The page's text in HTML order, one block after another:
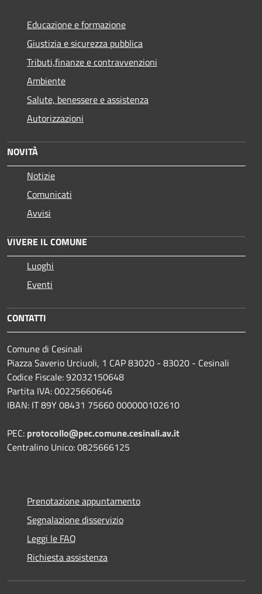
Educazione e formazione
Giustizia e sicurezza pubblica
Tributi,finanze e contravvenzioni
Ambiente
Salute, benessere e assistenza
Autorizzazioni
NOVITÀ
Notizie
Comunicati
Avvisi
VIVERE IL COMUNE
Luoghi
Eventi
CONTATTI
Comune di Cesinali
Piazza Saverio Urciuoli, 1 CAP 83020 - 83020 - Cesinali
Codice Fiscale: 92032150648
Partita IVA: 00225660646
IBAN: IT 89Y 08431 75660 000000102610
PEC: protocollo@pec.comune.cesinali.av.it
Centralino Unico: 0825666125
Prenotazione appuntamento
Segnalazione disservizio
Leggi le FAQ
Richiesta assistenza